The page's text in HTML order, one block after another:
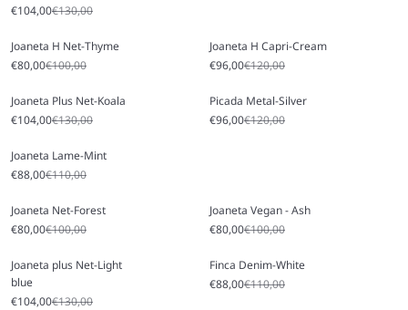
Prezzo scontato
€104,00Prezzo
€130,00
Joaneta H Net-Thyme
Prezzo scontato
€80,00Prezzo
€100,00
Joaneta H Capri-Cream
Prezzo scontato
€96,00Prezzo
€120,00
Joaneta Plus Net-Koala
Prezzo scontato
€104,00Prezzo
€130,00
Picada Metal-Silver
Prezzo scontato
€96,00Prezzo
€120,00
Joaneta Lame-Mint
Prezzo scontato
€88,00Prezzo
€110,00
Joaneta Net-Forest
Prezzo scontato
€80,00Prezzo
€100,00
Joaneta Vegan - Ash
Prezzo scontato
€80,00Prezzo
€100,00
Joaneta plus Net-Light
blue
Prezzo scontato
€104,00Prezzo
€130,00
Finca Denim-White
Prezzo scontato
€88,00Prezzo
€110,00